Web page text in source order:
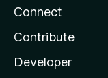
Connect
Contribute
Developer